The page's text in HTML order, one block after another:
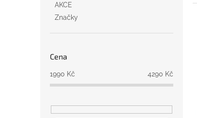
AKCE
Značky
Cena
1990 Kč 4290 Kč